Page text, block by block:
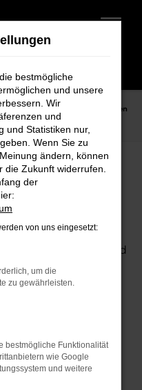
VW Touareg Neuwagen
bei
für alle, die für
Mit seiner
Antrieb und
die ideale
und
Egal, ob für den
– der Touareg
innovative
steht Ihnen mit
bestmögliche
und unsere
Wir
und
und Statistiken nur,
Wenn Sie zu
ändern, können
die Zukunft widerrufen.
der
von uns eingesetzt:
um die
zu gewährleisten.
bestmögliche Funktionalität
wie Google
und weitere